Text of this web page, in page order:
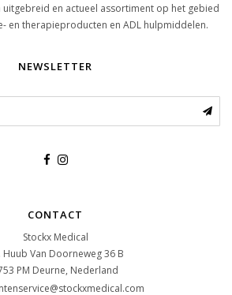
uitgebreid en actueel assortiment op het gebied
en therapieproducten en ADL hulpmiddelen.
NEWSLETTER
CONTACT
Stockx Medical
Huub Van Doorneweg 36 B
PM Deurne, Nederland